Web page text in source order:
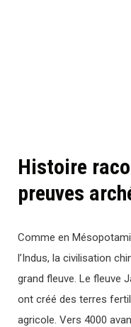
Histoire
preuves
Comme en
l’Indus, la civilisation
grand fleuve. Le fleuve
ont créé des terres
agricole. Vers 4000